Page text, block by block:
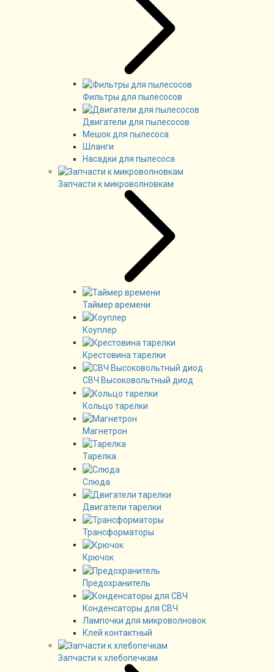
Фильтры для пылесосов
Двигатели для пылесосов
Мешок для пылесоса
Шланги
Насадки для пылесоса
Запчасти к микроволновкам
Таймер времени
Коуплер
Крестовина тарелки
СВЧ Высоковольтный диод
Кольцо тарелки
Магнетрон
Тарелка
Слюда
Двигатели тарелки
Трансформаторы
Крючок
Предохранитель
Конденсаторы для СВЧ
Лампочки для микроволновок
Клей контактный
Запчасти к хлебопечкам